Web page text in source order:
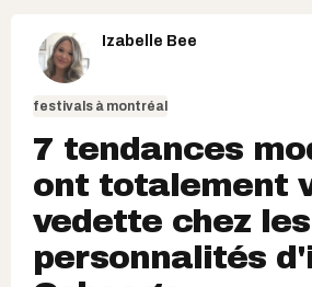
Izabelle Bee
festivals à montréal
7 tendances
ont totalement
vedette chez les
personnalités